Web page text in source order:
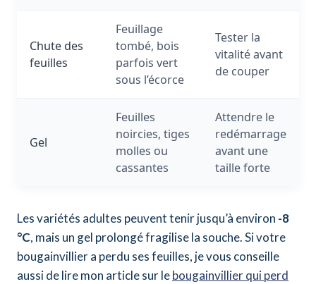
Chute des
feuilles
Feuillage
tombé, bois
parfois vert
sous l’écorce
Tester la
vitalité avant
de couper
Gel
Feuilles
noircies, tiges
molles ou
cassantes
Attendre le
redémarrage
avant une
taille forte
Les variétés adultes peuvent tenir jusqu’à environ -8
°C, mais un gel prolongé fragilise la souche. Si votre
bougainvillier a perdu ses feuilles, je vous conseille
aussi de lire mon article sur lebougainvillier qui perd